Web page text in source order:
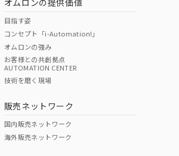
O
オムロンの提供価値
目指す姿
コンセプト「i-Automation!」
オムロンの強み
お客様との共創拠点
AUTOMATION CENTER
技術を磨く現場
販売ネットワーク
国内販売ネットワーク
海外販売ネットワーク